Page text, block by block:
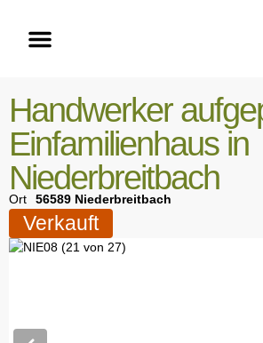
Handwerker
Einfamilienhaus in
Niederbreitbach
Ort 56589 Niederbreitbach
Verkauft